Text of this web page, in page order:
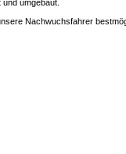
umgebaut.
Nachwuchsfahrer